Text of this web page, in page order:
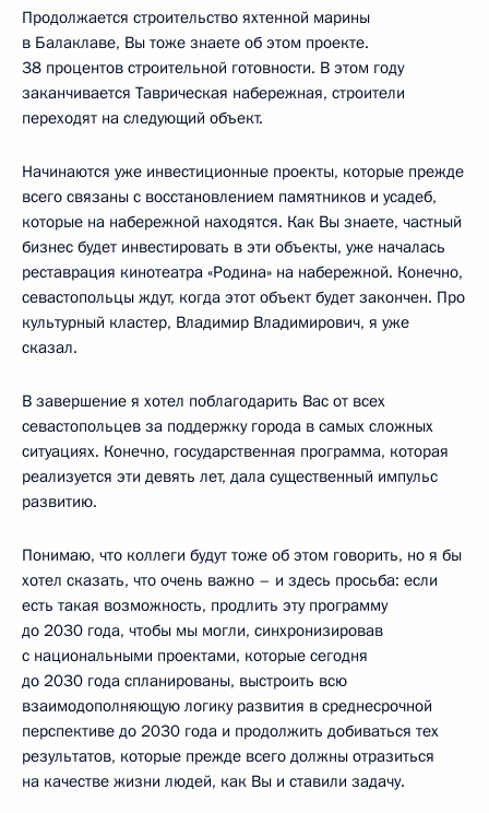
Продолжается строительство яхтенной марины
в Балаклаве, Вы тоже знаете об этом проекте.
38 процентов строительной готовности. В этом году
заканчивается Таврическая набережная, строители
переходят на следующий объект.
Начинаются уже инвестиционные проекты, которые прежде
всего связаны с восстановлением памятников и усадеб,
которые на набережной находятся. Как Вы знаете, частный
бизнес будет инвестировать в эти объекты, уже началась
реставрация кинотеатра «Родина» на набережной. Конечно,
севастопольцы ждут, когда этот объект будет закончен. Про
культурный кластер, Владимир Владимирович, я уже
сказал.
В завершение я хотел поблагодарить Вас от всех
севастопольцев за поддержку города в самых сложных
ситуациях. Конечно, государственная программа, которая
реализуется эти девять лет, дала существенный импульс
развитию.
Понимаю, что коллеги будут тоже об этом говорить, но я бы
хотел сказать, что очень важно – и здесь просьба: если
есть такая возможность, продлить эту программу
до 2030 года, чтобы мы могли, синхронизировав
с национальными проектами, которые сегодня
до 2030 года спланированы, выстроить всю
взаимодополняющую логику развития в среднесрочной
перспективе до 2030 года и продолжить добиваться тех
результатов, которые прежде всего должны отразиться
на качестве жизни людей, как Вы и ставили задачу.